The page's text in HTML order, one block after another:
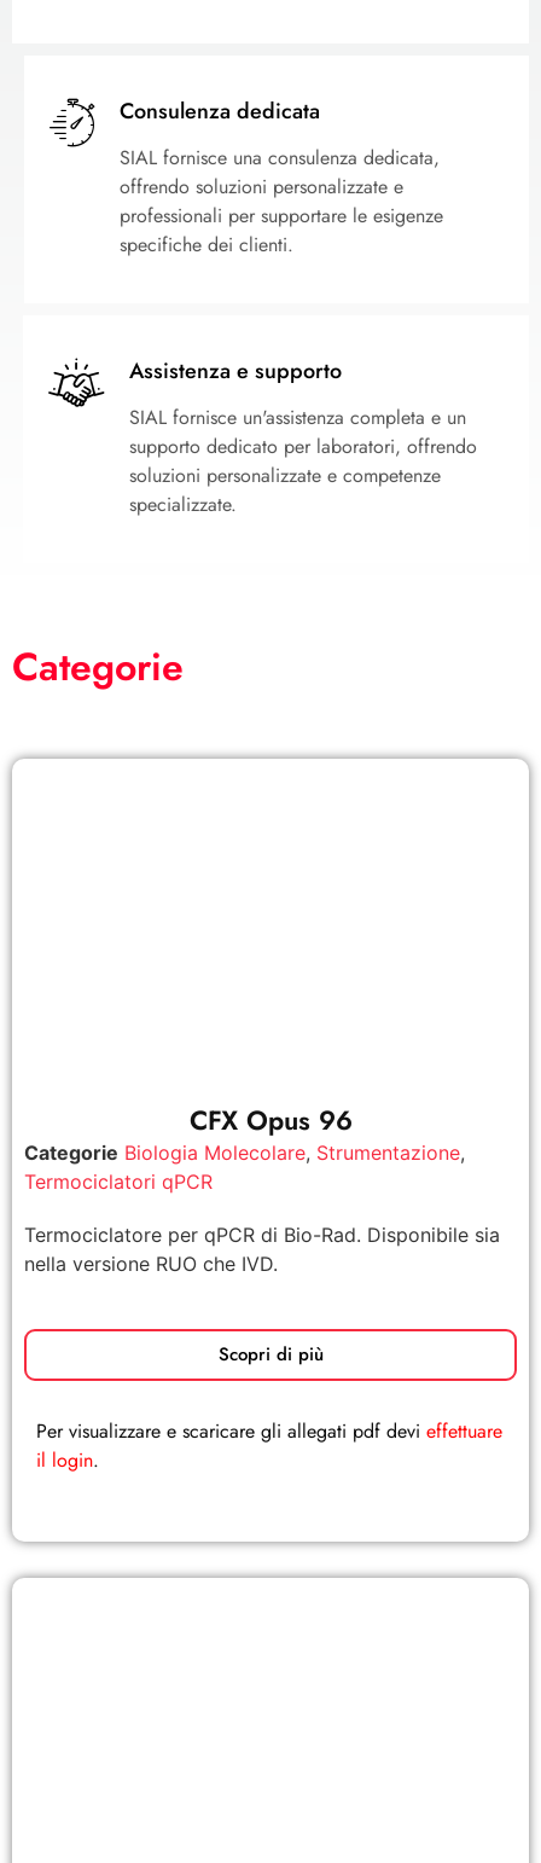
Consulenza dedicata
SIAL fornisce una consulenza dedicata,
offrendo soluzioni personalizzate e
professionali per supportare le esigenze
specifiche dei clienti.
Assistenza e supporto
SIAL fornisce un'assistenza completa e un
supporto dedicato per laboratori, offrendo
soluzioni personalizzate e competenze
specializzate.
Categorie
CFX Opus 96
Categorie Biologia Molecolare, Strumentazione,
Termociclatori qPCR
Termociclatore per qPCR di Bio-Rad. Disponibile sia
nella versione RUO che IVD.
Scopri di più
Per visualizzare e scaricare gli allegati pdf devi effettuare
il login.